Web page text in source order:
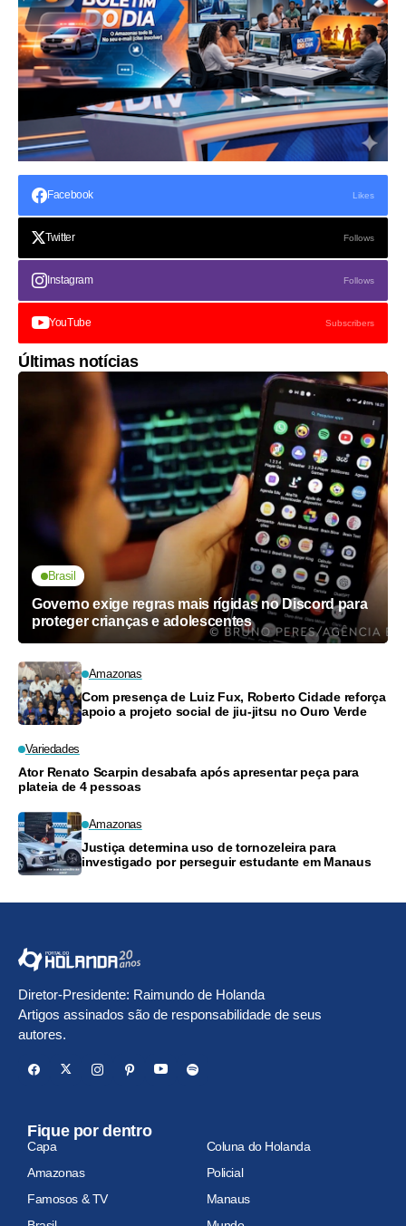
Facebook Likes
Twitter Follows
Instagram Follows
YouTube Subscribers
Últimas notícias
Brasil
Governo exige regras mais rígidas no Discord para
proteger crianças e adolescentes
Amazonas
Com presença de Luiz Fux, Roberto Cidade reforça
apoio a projeto social de jiu-jitsu no Ouro Verde
Variedades
Ator Renato Scarpin desabafa após apresentar peça para
plateia de 4 pessoas
Amazonas
Justiça determina uso de tornozeleira para
investigado por perseguir estudante em Manaus
Diretor-Presidente: Raimundo de Holanda
Artigos assinados são de responsabilidade de seus
autores.
Fique por dentro
Capa
Coluna do Holanda
Amazonas
Policial
Famosos & TV
Manaus